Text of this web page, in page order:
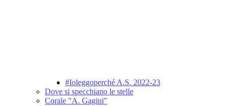
#Ioleggoperché A.S. 2022-23
Dove si specchiano le stelle
Corale "A. Gagini"